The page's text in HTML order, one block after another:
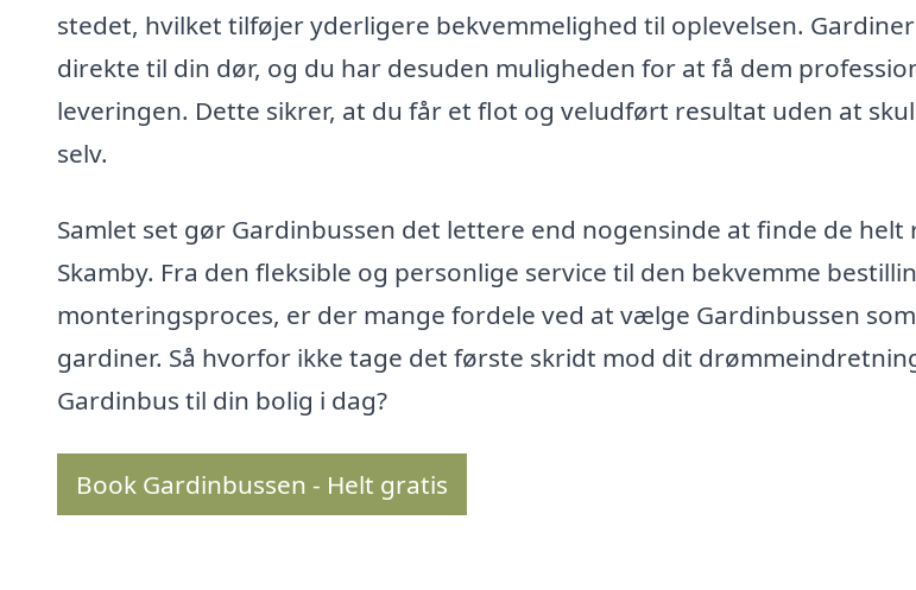
stedet, hvilket tilføjer yderligere bekvemmelighed til oplevelsen.
direkte til din dør, og du har desuden muligheden for at få dem
leveringen. Dette sikrer, at du får et flot og veludført resultat uden at
selv.
Samlet set gør Gardinbussen det lettere end nogensinde at finde de
Skamby. Fra den fleksible og personlige service til den bekvemme
monteringsproces, er der mange fordele ved at vælge Gardinbussen
gardiner. Så hvorfor ikke tage det første skridt mod dit
Gardinbus til din bolig i dag?
Book Gardinbussen - Helt gratis